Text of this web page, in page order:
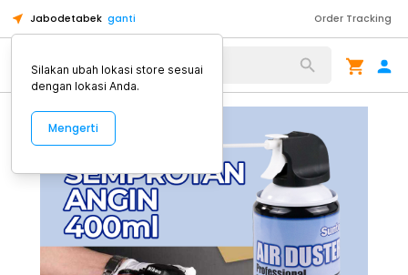
Jabodetabek ganti Order Tracking
Alat Kopi
Silakan ubah lokasi store sesuai
dengan lokasi Anda.
Mengerti